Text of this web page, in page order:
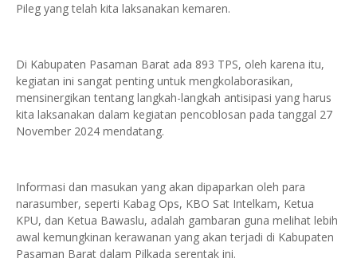
Pileg yang telah kita laksanakan kemaren.
Di Kabupaten Pasaman Barat ada 893 TPS, oleh karena itu,
kegiatan ini sangat penting untuk mengkolaborasikan,
mensinergikan tentang langkah-langkah antisipasi yang harus
kita laksanakan dalam kegiatan pencoblosan pada tanggal 27
November 2024 mendatang.
Informasi dan masukan yang akan dipaparkan oleh para
narasumber, seperti Kabag Ops, KBO Sat Intelkam, Ketua
KPU, dan Ketua Bawaslu, adalah gambaran guna melihat lebih
awal kemungkinan kerawanan yang akan terjadi di Kabupaten
Pasaman Barat dalam Pilkada serentak ini.